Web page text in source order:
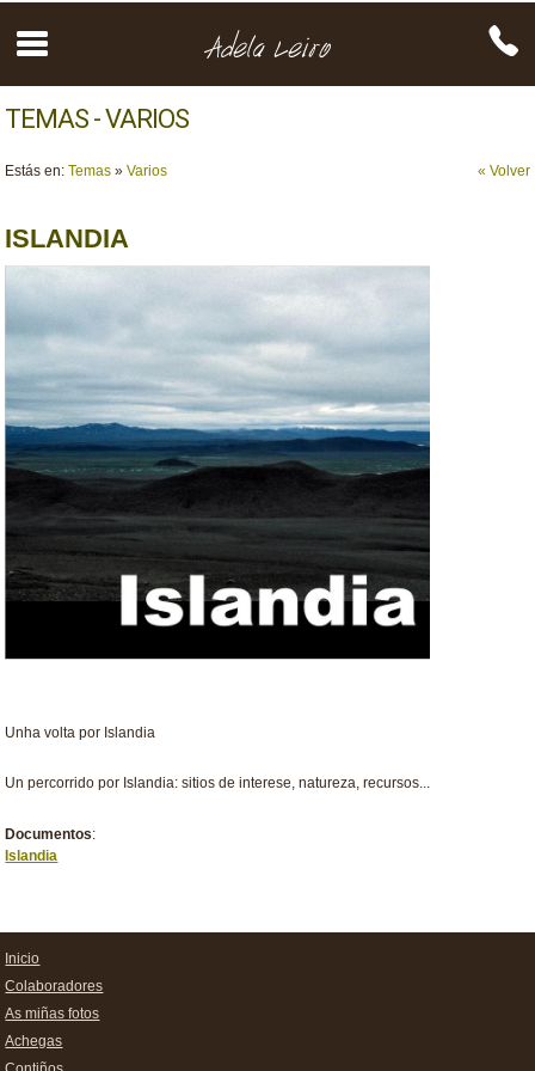
TEMAS - VARIOS
« Volver
Estás en:Temas »Varios
ISLANDIA
Unha volta por Islandia
Un percorrido por Islandia: sitios de interese, natureza, recursos...
Documentos:
Islandia
Inicio
Colaboradores
As miñas fotos
Achegas